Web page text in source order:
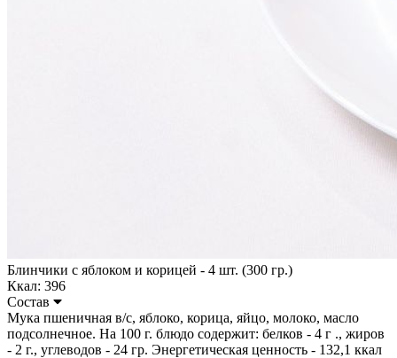
Блинчики с яблоком и корицей - 4 шт. (300 гр.)
Ккал: 396
Состав
Мука пшеничная в/с, яблоко, корица, яйцо, молоко, масло
подсолнечное. На 100 г. блюдо содержит: белков - 4 г ., жиров
- 2 г., углеводов - 24 гр. Энергетическая ценность - 132,1 ккал